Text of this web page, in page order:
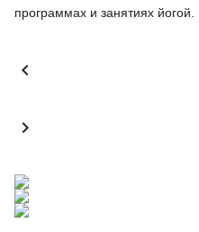
программах и занятиях йогой.

